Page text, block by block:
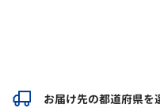
お届け先の都道府県を